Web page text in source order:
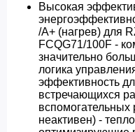
Высокая
/A+ (нагрев) для
FCQG71/100F -
значительно
логика
эффективность
встречающихся
вспомогательных
неактивен) -